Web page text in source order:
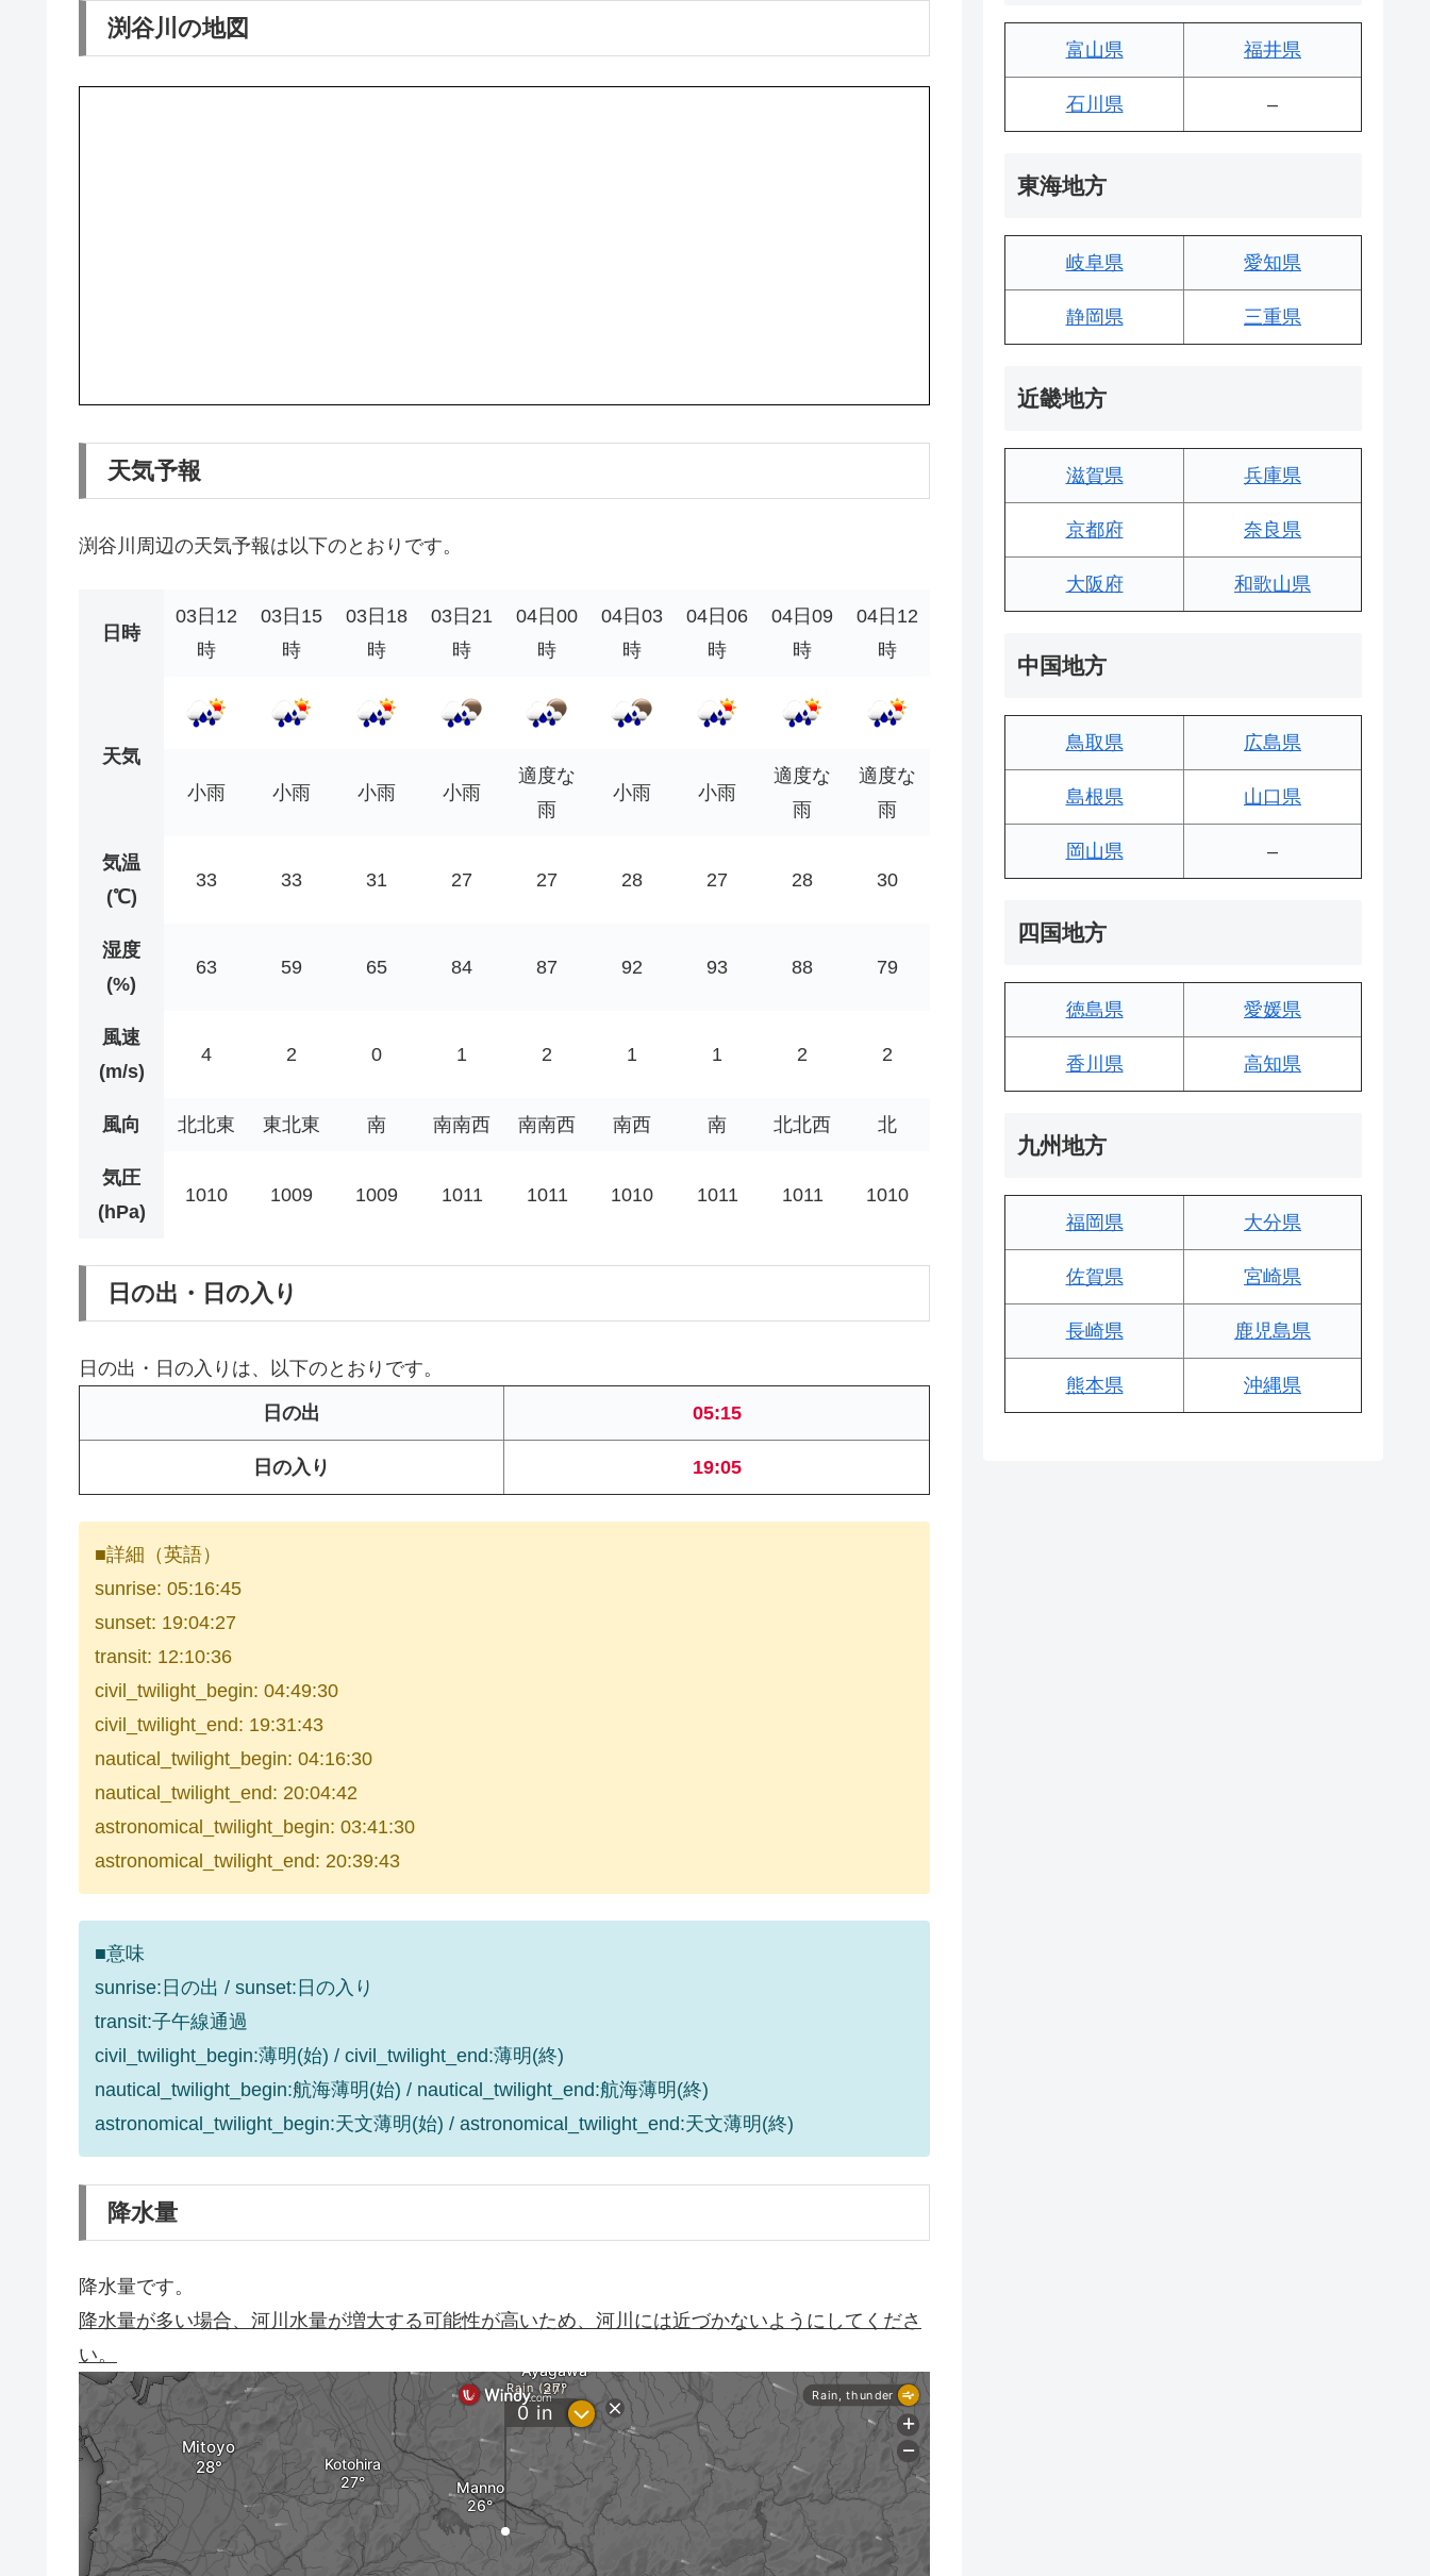
渕谷川の地図
天気予報
渕谷川周辺の天気予報は以下のとおりです。
日時
03日12
時
03日15
時
03日18
時
03日21
時
04日00
時
04日03
時
04日06
時
04日09
時
04日12
時
天気
小雨
小雨 小雨 小雨
適度な
雨
小雨 小雨
適度な
雨
適度な
雨
気温
(℃)
33 33 31 27 27 28 27 28 30
湿度
(%)
63 59 65 84 87 92 93 88 79
風速
(m/s)
4 2 0 1 2 1 1 2 2
風向 北北東 東北東 南 南南西 南南西 南西 南 北北西 北
気圧
(hPa)
1010 1009 1009 1011 1011 1010 1011 1011 1010
日の出・日の入り
日の出・日の入りは、以下のとおりです。
日の出 05:15
日の入り 19:05
■詳細（英語）
sunrise: 05:16:45
sunset: 19:04:27
transit: 12:10:36
civil_twilight_begin: 04:49:30
civil_twilight_end: 19:31:43
nautical_twilight_begin: 04:16:30
nautical_twilight_end: 20:04:42
astronomical_twilight_begin: 03:41:30
astronomical_twilight_end: 20:39:43
■意味
sunrise:日の出 / sunset:日の入り
transit:子午線通過
civil_twilight_begin:薄明(始) / civil_twilight_end:薄明(終)
nautical_twilight_begin:航海薄明(始) / nautical_twilight_end:航海薄明(終)
astronomical_twilight_begin:天文薄明(始) / astronomical_twilight_end:天文薄明(終)
降水量
降水量です。
降水量が多い場合、河川水量が増大する可能性が高いため、河川には近づかないようにしてくださ
い。
富山県 福井県
石川県 –
東海地方
岐阜県 愛知県
静岡県 三重県
近畿地方
滋賀県 兵庫県
京都府 奈良県
大阪府 和歌山県
中国地方
鳥取県 広島県
島根県 山口県
岡山県 –
四国地方
徳島県 愛媛県
香川県 高知県
九州地方
福岡県 大分県
佐賀県 宮崎県
長崎県 鹿児島県
熊本県 沖縄県